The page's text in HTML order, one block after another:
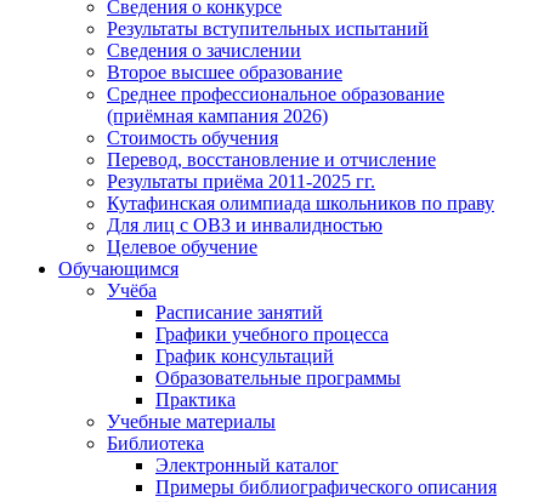
Сведения о конкурсе
Результаты вступительных испытаний
Сведения о зачислении
Второе высшее образование
Среднее профессиональное образование
(приёмная кампания 2026)
Стоимость обучения
Перевод, восстановление и отчисление
Результаты приёма 2011-2025 гг.
Кутафинская олимпиада школьников по праву
Для лиц с ОВЗ и инвалидностью
Целевое обучение
Обучающимся
Учёба
Расписание занятий
Графики учебного процесса
График консультаций
Образовательные программы
Практика
Учебные материалы
Библиотека
Электронный каталог
Примеры библиографического описания